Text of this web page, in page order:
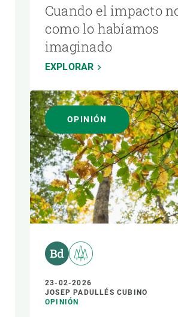
Cuando el impacto
como lo habíamos
imaginado
EXPLORAR
OPINIÓN
23-02-2026
JOSEP PADULLÉS CUBINO
OPINIÓN